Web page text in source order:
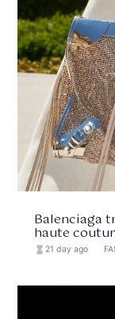
Balenciaga
haute
hourglass_full 21 day ago